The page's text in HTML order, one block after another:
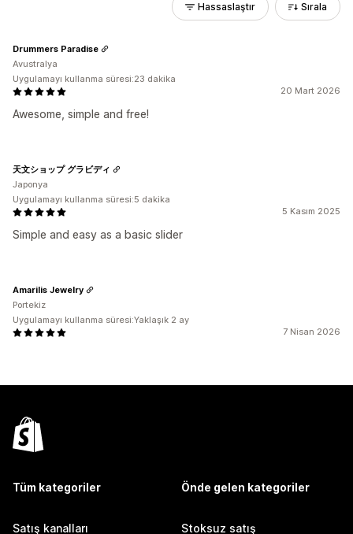
Hassaslaştır Sırala
20 Mart 2026
Awesome, simple and free!
Drummers Paradise
Avustralya
Uygulamayı kullanma süresi:23 dakika
5 Kasım 2025
Simple and easy as a basic slider
天文ショップ グラビディ
Japonya
Uygulamayı kullanma süresi:5 dakika
7 Nisan 2026
Amarilis Jewelry
Portekiz
Uygulamayı kullanma süresi:Yaklaşık 2 ay
Tüm kategoriler
Satış kanalları
Önde gelen kategoriler
Stoksuz satış